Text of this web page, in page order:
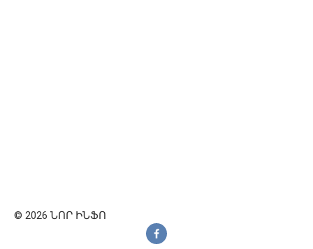
© 2026 ՆՈՐ ԻՆՖՈ